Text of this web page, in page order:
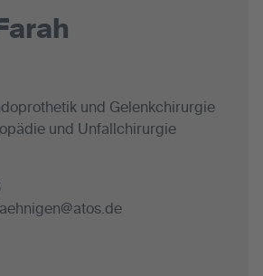
und Gelenkchirurgie
und Unfallchirurgie